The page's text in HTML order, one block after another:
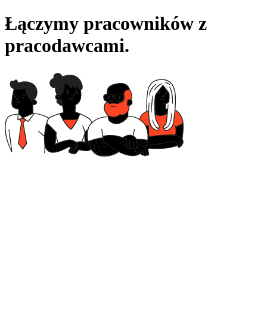
Łączymy pracowników z
pracodawcami.